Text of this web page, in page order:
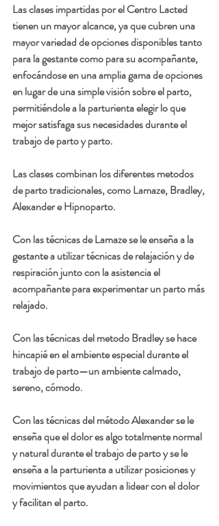
Las clases impartidas por el Centro Lacted
tienen un mayor alcance, ya que cubren una
mayor variedad de opciones disponibles tanto
para la gestante como para su acompañante,
enfocándose en una amplia gama de opciones
en lugar de una simple visión sobre el parto,
permitiéndole a la parturienta elegir lo que
mejor satisfaga sus necesidades durante el
trabajo de parto y parto.
Las clases combinan los diferentes metodos
de parto tradicionales, como Lamaze, Bradley,
Alexander e Hipnoparto.
Con las técnicas de Lamaze se le enseña a la
gestante a utilizar técnicas de relajación y de
respiración junto con la asistencia el
acompañante para experimentar un parto más
relajado.
Con las técnicas del metodo Bradley se hace
hincapié en el ambiente especial durante el
trabajo de parto—un ambiente calmado,
sereno, cómodo.
Con las técnicas del método Alexander se le
enseña que el dolor es algo totalmente normal
y natural durante el trabajo de parto y se le
enseña a la parturienta a utilizar posiciones y
movimientos que ayudan a lidear con el dolor
y facilitan el parto.